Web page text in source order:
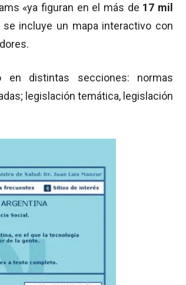
«ya figuran en el más de 17 mil
incluye un mapa interactivo con
en distintas secciones: normas
legislación temática, legislación